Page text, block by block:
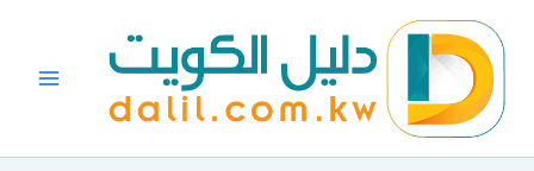
المحتوى